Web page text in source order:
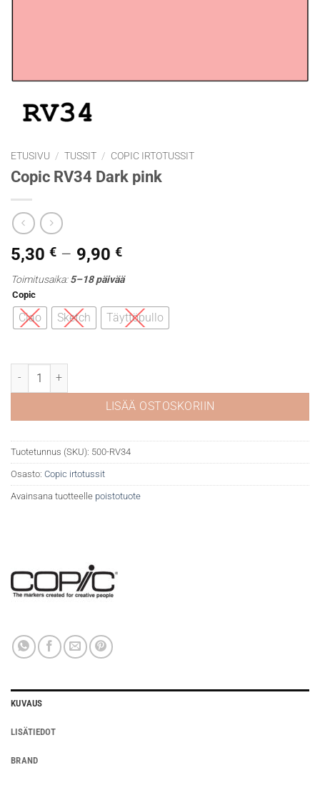
ETUSIVU / TUSSIT / COPIC IRTOTUSSIT
Copic RV34 Dark pink
5,30 € – 9,90 €Hintaluokka:
5,30 €
-
9,90 €
Toimitusaika:5–18 päivää
Copic
Ciao Sketch Täyttöpullo
Copic RV34 Dark pink määrä
LISÄÄ OSTOSKORIIN
Tuotetunnus (SKU): 500-RV34
Osasto: Copic irtotussit
Avainsana tuotteelle poistotuote
KUVAUS
LISÄTIEDOT
BRAND